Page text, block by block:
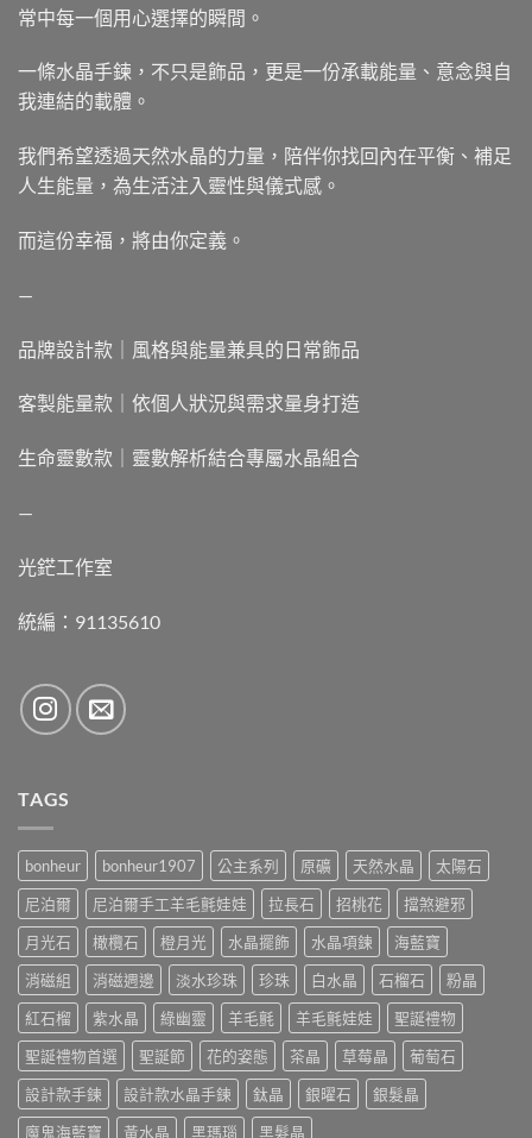
常中每一個用心選擇的瞬間。
一條水晶手鍊，不只是飾品，更是一份承載能量、意念與自
我連結的載體。
我們希望透過天然水晶的力量，陪伴你找回內在平衡、補足
人生能量，為生活注入靈性與儀式感。
而這份幸福，將由你定義。
—
品牌設計款｜風格與能量兼具的日常飾品
客製能量款｜依個人狀況與需求量身打造
生命靈數款｜靈數解析結合專屬水晶組合
—
光鋩工作室
統編：91135610
TAGS
bonheur bonheur1907 公主系列 原礦 天然水晶
太陽石
尼泊爾
尼泊爾手工羊毛氈娃娃 拉長石 招桃花
擋煞避邪
月光石
橄欖石 橙月光 水晶擺飾 水晶項鍊
海藍寶
消磁組
消磁週邊 淡水珍珠 珍珠 白水晶 石榴石
粉晶
紅石榴
紫水晶 綠幽靈 羊毛氈 羊毛氈娃娃
聖誕禮物
聖誕禮物首選
聖誕節 花的姿態 茶晶 草莓晶
葡萄石
設計款手鍊
設計款水晶手鍊 鈦晶 銀曜石
銀髮晶
魔鬼海藍寶
黃水晶 黑瑪瑙 黑髮晶